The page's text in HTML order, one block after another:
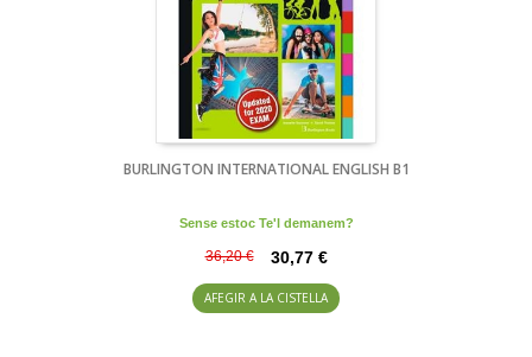
BURLINGTON INTERNATIONAL ENGLISH B1
Sense estoc Te'l demanem?
36,20 € 30,77 €
AFEGIR A LA CISTELLA